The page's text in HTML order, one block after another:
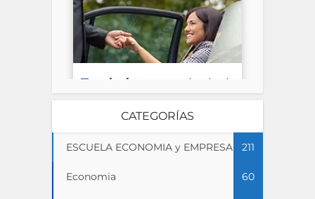
CATEGORÍAS
ESCUELA ECONOMIA y EMPRESA 211
Economia 60